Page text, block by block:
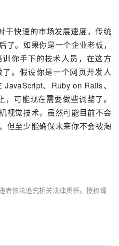
于快速的市场发展速度，传统
了。如果你是一个企业老板，
你手下的技术人员，在这方
。假设你是一个网页开发人
、Ruby on Rails、
可能现在需要做些调整了。
视觉技术，虽然可能目前不会
但至少能确保未来你不会被淘
者依法追究相关法律责任。授权请